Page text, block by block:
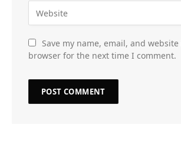
Save my name, email, and
browser for the next time I comment.